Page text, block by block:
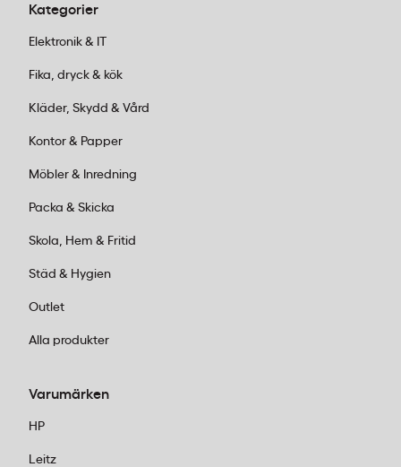
Kategorier
Elektronik & IT
Fika, dryck & kök
Kläder, Skydd & Vård
Kontor & Papper
Möbler & Inredning
Packa & Skicka
Skola, Hem & Fritid
Städ & Hygien
Outlet
Alla produkter
Varumärken
HP
Leitz